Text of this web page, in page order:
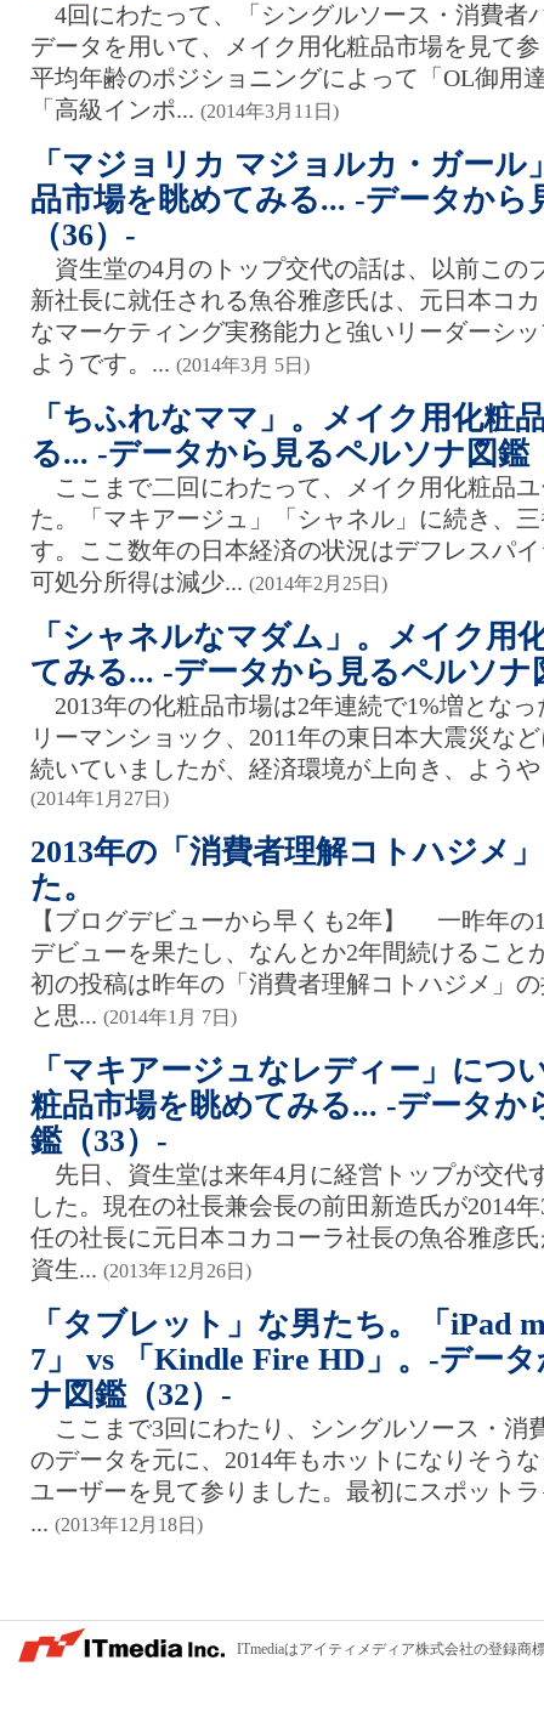
4回にわたって、「シングルソース・消費者
データを用いて、メイク用化粧品市場を見て
平均年齢のポジショニングによって「OL御用
「高級インポ... (2014年3月11日)
「マジョリカ マジョルカ・ガール
品市場を眺めてみる... -データから
（36）-
資生堂の4月のトップ交代の話は、以前この
新社長に就任される魚谷雅彦氏は、元日本コ
なマーケティング実務能力と強いリーダーシ
ようです。... (2014年3月 5日)
「ちふれなママ」。メイク用化粧
る... -データから見るペルソナ図鑑
ここまで二回にわたって、メイク用化粧品
た。「マキアージュ」「シャネル」に続き、
す。ここ数年の日本経済の状況はデフレスパ
可処分所得は減少... (2014年2月25日)
「シャネルなマダム」。メイク用
てみる... -データから見るペルソナ
2013年の化粧品市場は2年連続で1%増となっ
リーマンショック、2011年の東日本大震災な
続いていましたが、経済環境が上向き、よう
(2014年1月27日)
2013年の「消費者理解コトハジメ
た。
【ブログデビューから早くも2年】 一昨年の
デビューを果たし、なんとか2年間続けること
初の投稿は昨年の「消費者理解コトハジメ」
と思... (2014年1月 7日)
「マキアージュなレディー」につ
粧品市場を眺めてみる... -データか
鑑（33）-
先日、資生堂は来年4月に経営トップが交代
した。現在の社長兼会長の前田新造氏が2014
任の社長に元日本コカコーラ社長の魚谷雅彦
資生... (2013年12月26日)
「タブレット」な男たち。「iPad
7」 vs 「Kindle Fire HD」。-デー
ナ図鑑（32）-
ここまで3回にわたり、シングルソース・消
のデータを元に、2014年もホットになりそう
ユーザーを見て参りました。最初にスポット
... (2013年12月18日)
ITmediaはアイティメディア株式会社の登録商